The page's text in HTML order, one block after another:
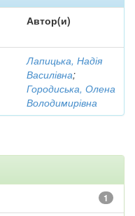
Автор(и)
Лапицька, Надія
Василівна;
Городиська, Олена
Володимирівна
1